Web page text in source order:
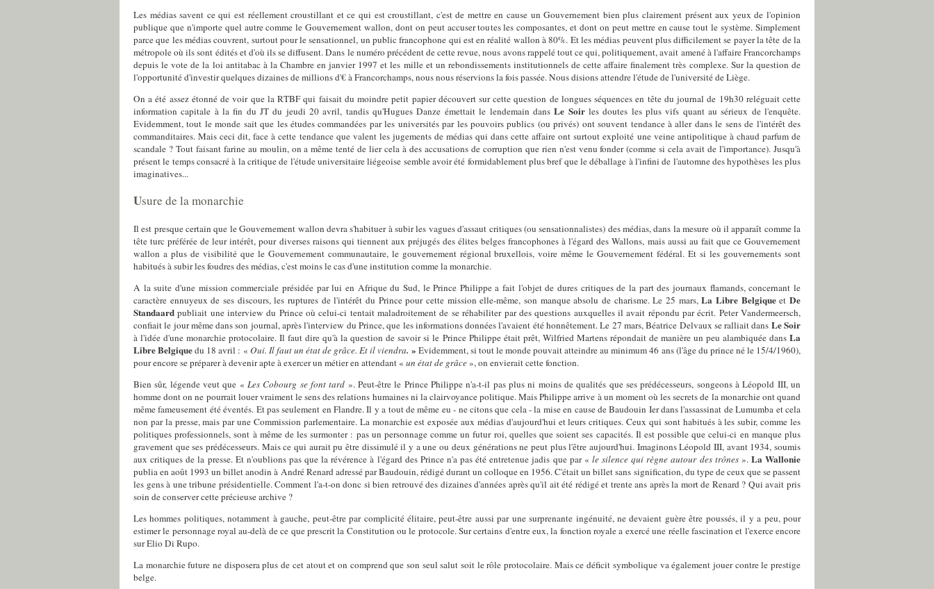
Les médias savent ce qui est réellement croustillant et ce qui est croustillant, c'est de mettre en cause un Gouvernement bien plus clairement présent aux yeux de l'opinion
publique que n'importe quel autre comme le Gouvernement wallon, dont on peut accuser toutes les composantes, et dont on peut mettre en cause tout le système. Simplement
parce que les médias couvrent, surtout pour le sensationnel, un public francophone qui est en réalité wallon à 80%. Et les médias peuvent plus difficilement se payer la tête de la
métropole où ils sont édités et d'où ils se diffusent. Dans le numéro précédent de cette revue, nous avons rappelé tout ce qui, politiquement, avait amené à l'affaire Francorchamps
depuis le vote de la loi antitabac à la Chambre en janvier 1997 et les mille et un rebondissements institutionnels de cette affaire finalement très complexe. Sur la question de
l'opportunité d'investir quelques dizaines de millions d'€ à Francorchamps, nous nous réservions la fois passée. Nous disions attendre l'étude de l'université de Liège.
On a été assez étonné de voir que la RTBF qui faisait du moindre petit papier découvert sur cette question de longues séquences en tête du journal de 19h30 reléguait cette
information capitale à la fin du JT du jeudi 20 avril, tandis qu'Hugues Danze émettait le lendemain dansLe Soirles doutes les plus vifs quant au sérieux de l'enquête.
Evidemment, tout le monde sait que les études commandées par les universités par les pouvoirs publics (ou privés) ont souvent tendance à aller dans le sens de l'intérêt des
commanditaires. Mais ceci dit, face à cette tendance que valent les jugements de médias qui dans cette affaire ont surtout exploité une veine antipolitique à chaud parfum de
scandale ? Tout faisant farine au moulin, on a même tenté de lier cela à des accusations de corruption que rien n'est venu fonder (comme si cela avait de l'importance). Jusqu'à
présent le temps consacré à la critique de l'étude universitaire liégeoise semble avoir été formidablement plus bref que le déballage à l'infini de l'automne des hypothèses les plus
imaginatives...
Usure de la monarchie
Il est presque certain que le Gouvernement wallon devra s'habituer à subir les vagues d'assaut critiques (ou sensationnalistes) des médias, dans la mesure où il apparaît comme la
tête turc préférée de leur intérêt, pour diverses raisons qui tiennent aux préjugés des élites belges francophones à l'égard des Wallons, mais aussi au fait que ce Gouvernement
wallon a plus de visibilité que le Gouvernement communautaire, le gouvernement régional bruxellois, voire même le Gouvernement fédéral. Et si les gouvernements sont
habitués à subir les foudres des médias, c'est moins le cas d'une institution comme la monarchie.
A la suite d'une mission commerciale présidée par lui en Afrique du Sud, le Prince Philippe a fait l'objet de dures critiques de la part des journaux flamands, concernant le
caractère ennuyeux de ses discours, les ruptures de l'intérêt du Prince pour cette mission elle-même, son manque absolu de charisme. Le 25 mars,La Libre BelgiqueetDe
Standaard publiait une interview du Prince où celui-ci tentait maladroitement de se réhabiliter par des questions auxquelles il avait répondu par écrit. Peter Vandermeersch,
confiait le jour même dans son journal, après l'interview du Prince, que les informations données l'avaient été honnêtement. Le 27 mars, Béatrice Delvaux se ralliait dans Le Soir
à l'idée d'une monarchie protocolaire. Il faut dire qu'à la question de savoir si le Prince Philippe était prêt, Wilfried Martens répondait de manière un peu alambiquée dans La
Libre Belgiquedu 18 avril : « Oui. Il faut un état de grâce. Et il viendra. » Evidemment, si tout le monde pouvait atteindre au minimum 46 ans (l'âge du prince né le 15/4/1960),
pour encore se préparer à devenir apte à exercer un métier en attendant « un état de grâce», on envierait cette fonction.
Bien sûr, légende veut que « Les Cobourg se font tard ». Peut-être le Prince Philippe n'a-t-il pas plus ni moins de qualités que ses prédécesseurs, songeons à Léopold III, un
homme dont on ne pourrait louer vraiment le sens des relations humaines ni la clairvoyance politique. Mais Philippe arrive à un moment où les secrets de la monarchie ont quand
même fameusement été éventés. Et pas seulement en Flandre. Il y a tout de même eu - ne citons que cela - la mise en cause de Baudouin Ier dans l'assassinat de Lumumba et cela
non par la presse, mais par une Commission parlementaire. La monarchie est exposée aux médias d'aujourd'hui et leurs critiques. Ceux qui sont habitués à les subir, comme les
politiques professionnels, sont à même de les surmonter : pas un personnage comme un futur roi, quelles que soient ses capacités. Il est possible que celui-ci en manque plus
gravement que ses prédécesseurs. Mais ce qui aurait pu être dissimulé il y a une ou deux générations ne peut plus l'être aujourd'hui. Imaginons Léopold III, avant 1934, soumis
aux critiques de la presse. Et n'oublions pas que la révérence à l'égard des Prince n'a pas été entretenue jadis que par « le silence qui règne autour des trônes ». La Wallonie
publia en août 1993 un billet anodin à André Renard adressé par Baudouin, rédigé durant un colloque en 1956. C'était un billet sans signification, du type de ceux que se passent
les gens à une tribune présidentielle. Comment l'a-t-on donc si bien retrouvé des dizaines d'années après qu'il ait été rédigé et trente ans après la mort de Renard ? Qui avait pris
soin de conserver cette précieuse archive ?
Les hommes politiques, notamment à gauche, peut-être par complicité élitaire, peut-être aussi par une surprenante ingénuité, ne devaient guère être poussés, il y a peu, pour
estimer le personnage royal au-delà de ce que prescrit la Constitution ou le protocole. Sur certains d'entre eux, la fonction royale a exercé une réelle fascination et l'exerce encore
sur Elio Di Rupo.
La monarchie future ne disposera plus de cet atout et on comprend que son seul salut soit le rôle protocolaire. Mais ce déficit symbolique va également jouer contre le prestige
belge.